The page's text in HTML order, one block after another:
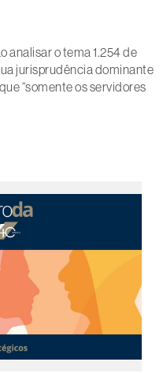
analisar o tema 1.254 de
jurisprudência dominante
“somente os servidores